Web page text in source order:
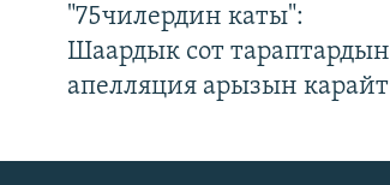
"75чилердин каты":
Шаардык сот тараптардын
апелляция арызын карайт